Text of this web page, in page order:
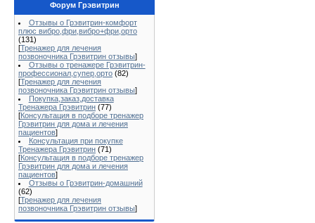
Форум Грэвитрин
Отзывы о Грэвитрин-комфорт
плюс вибро,фри,вибро+фри,орто
(131)
[Тренажер для лечения
позвоночника Грэвитрин отзывы]
Отзывы о тренажере Грэвитрин-
профессионал,супер,орто (82)
[Тренажер для лечения
позвоночника Грэвитрин отзывы]
Покупка,заказ,доставка
Тренажера Грэвитрин (77)
[Консультация в подборе тренажер
Грэвитрин для дома и лечения
пациентов]
Консультация при покупке
Тренажера Грэвитрин (71)
[Консультация в подборе тренажер
Грэвитрин для дома и лечения
пациентов]
Отзывы о Грэвитрин-домашний
(62)
[Тренажер для лечения
позвоночника Грэвитрин отзывы]